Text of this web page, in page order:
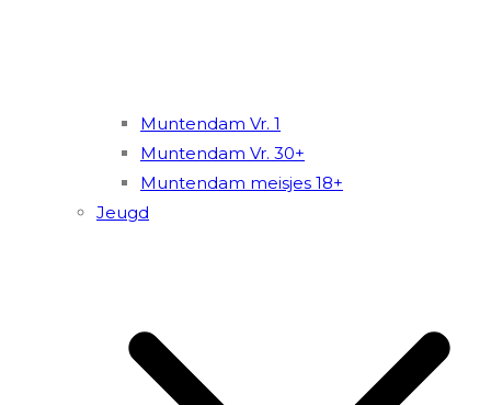
Muntendam Vr. 1
Muntendam Vr. 30+
Muntendam meisjes 18+
Jeugd